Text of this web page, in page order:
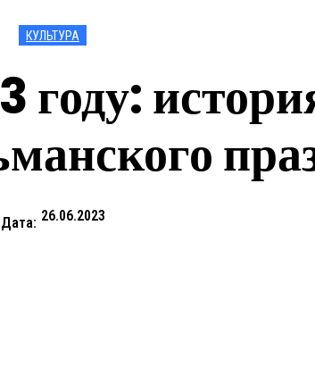
КУЛЬТУРА
Дата: 26.06.2023